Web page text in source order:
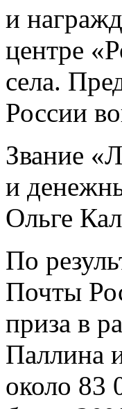
и
центре
села.
России
Звание
и
Ольге
По
Почты
приза в
Паллина
около 83